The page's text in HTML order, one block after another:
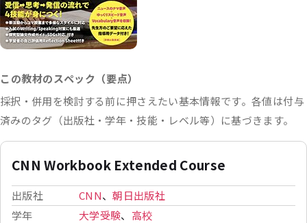
この教材のスペック（要点）
採択・併用を検討する前に押さえたい基本情報です。各値は付与
済みのタグ（出版社・学年・技能・レベル等）に基づきます。
CNN Workbook Extended Course
出版社 CNN、朝日出版社
学年
大学受験、 高校